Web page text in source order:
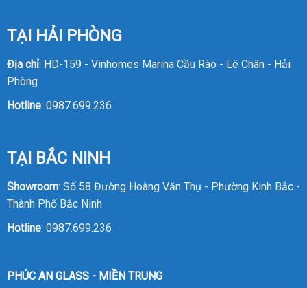
TẠI HẢI PHÒNG
Địa chỉ: HD-159 - Vinhomes Marina Cầu Rào - Lê Chân - Hải
Phòng
Hotline: 0987.699.236
TẠI BẮC NINH
Showroom: Số 58 Đường Hoàng Văn Thụ - Phường Kinh Bắc -
Thành Phố Bắc Ninh
Hotline: 0987.699.236
PHÚC AN GLASS - MIỀN TRUNG